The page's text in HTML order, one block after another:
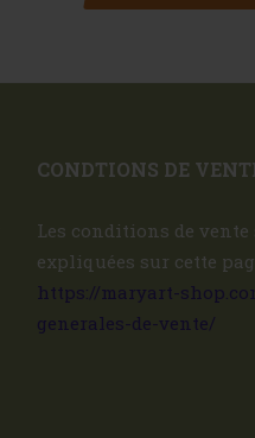
CONDTIONS DE
Les conditions de vente
expliquées sur cette
https://maryart-
generales-de-vente/